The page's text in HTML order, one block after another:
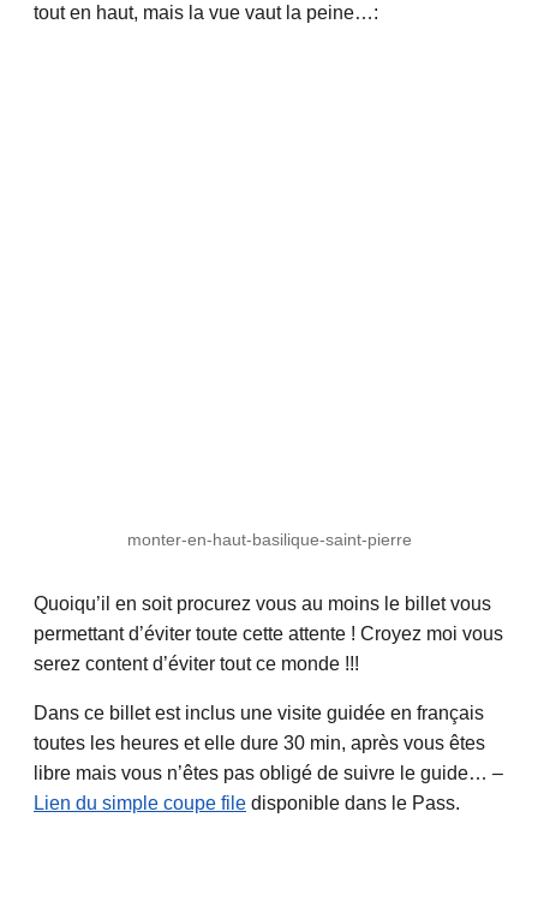
tout en haut, mais la vue vaut la peine…:
monter-en-haut-basilique-saint-pierre
Quoiqu’il en soit procurez vous au moins le billet vous
permettant d’éviter toute cette attente ! Croyez moi vous
serez content d’éviter tout ce monde !!!
Dans ce billet est inclus une visite guidée en français
toutes les heures et elle dure 30 min, après vous êtes
libre mais vous n’êtes pas obligé de suivre le guide… –
Lien du simple coupe file disponible dans le Pass.